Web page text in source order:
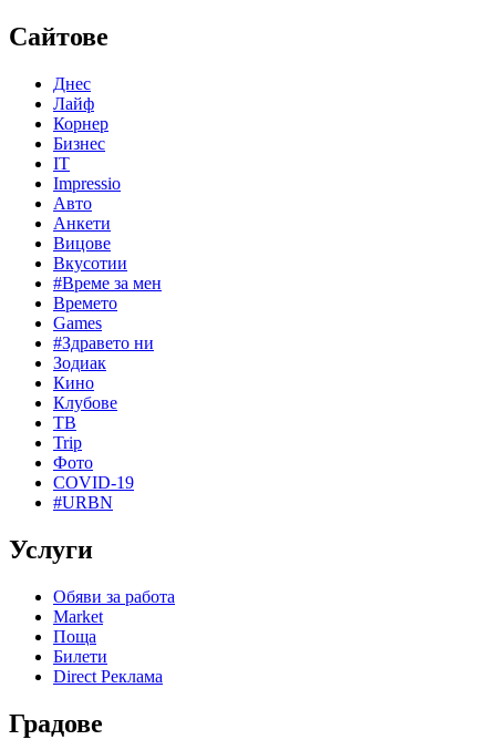
Сайтове
Днес
Лайф
Корнер
Бизнес
IT
Impressio
Авто
Анкети
Вицове
Вкусотии
#Време за мен
Времето
Games
#Здравето ни
Зодиак
Кино
Клубове
ТВ
Trip
Фото
COVID-19
#URBN
Услуги
Обяви за работа
Market
Поща
Билети
Direct Реклама
Градове